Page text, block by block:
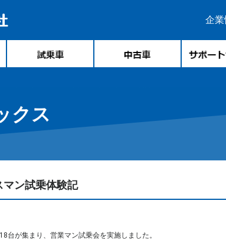
企
クス
マン試乗体験記
台が集まり、営業マン試乗会を実施しました。